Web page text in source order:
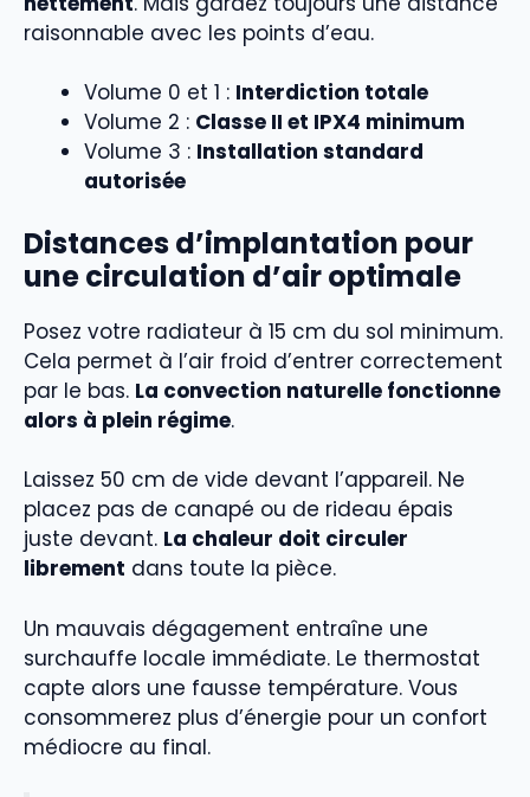
raisonnable avec les points d’eau.
Volume 0 et 1 : Interdiction totale
Volume 2 : Classe II et IPX4 minimum
Volume 3 : Installation standard
autorisée
Distances d’implantation pour
une circulation d’air optimale
Posez votre radiateur à 15 cm du sol minimum.
Cela permet à l’air froid d’entrer correctement
par le bas. La convection naturelle fonctionne
alors à plein régime.
Laissez 50 cm de vide devant l’appareil. Ne
placez pas de canapé ou de rideau épais
juste devant. La chaleur doit circuler
librement dans toute la pièce.
Un mauvais dégagement entraîne une
surchauffe locale immédiate. Le thermostat
capte alors une fausse température. Vous
consommerez plus d’énergie pour un confort
médiocre au final.